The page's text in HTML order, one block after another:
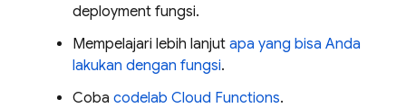
deployment fungsi.
Mempelajari lebih lanjut apa yang bisa Anda
lakukan dengan fungsi.
Coba codelab Cloud Functions.